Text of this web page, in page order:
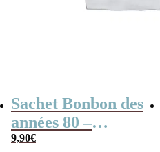
Sachet Bonbon des
années 80 –
“Anniversaire”
9,90€